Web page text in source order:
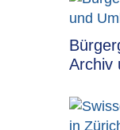
Archiv